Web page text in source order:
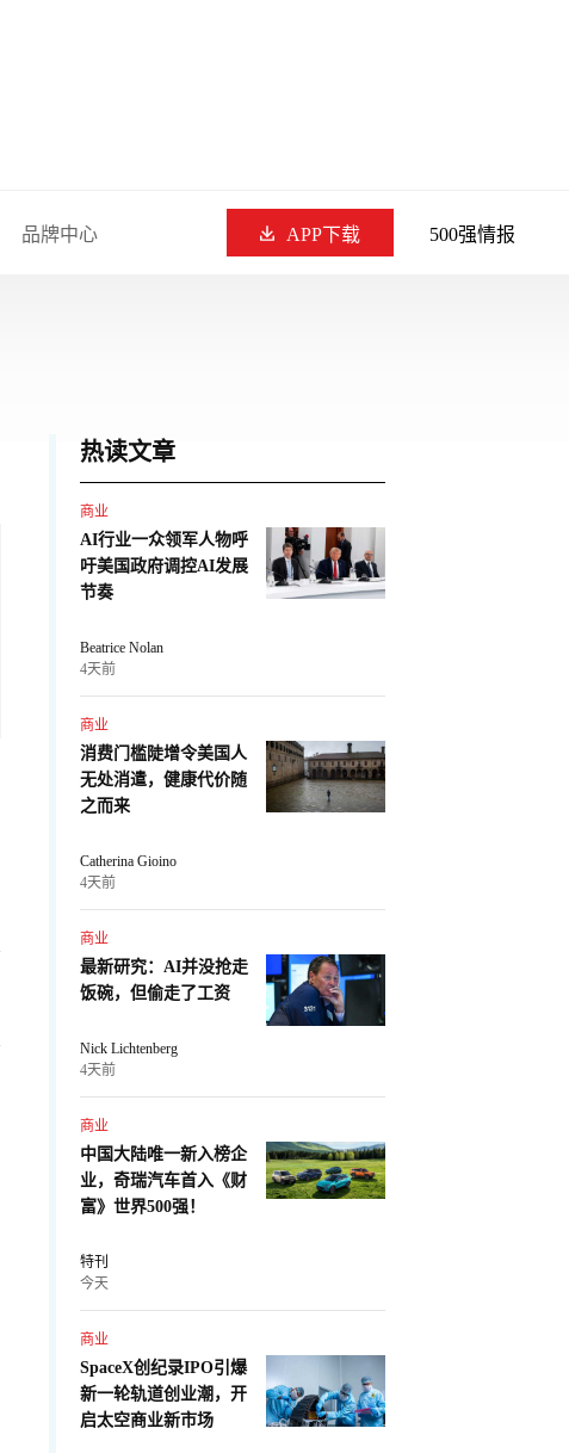
品牌中心 APP下载 500强情报
热读文章
商业
AI行业一众领军人物呼
吁美国政府调控AI发展
节奏
Beatrice Nolan
4天前
商业
消费门槛陡增令美国人
无处消遣，健康代价随
之而来
Catherina Gioino
4天前
商业
最新研究：AI并没抢走
饭碗，但偷走了工资
Nick Lichtenberg
4天前
商业
中国大陆唯一新入榜企
业，奇瑞汽车首入《财
富》世界500强！
特刊
今天
商业
SpaceX创纪录IPO引爆
新一轮轨道创业潮，开
启太空商业新市场